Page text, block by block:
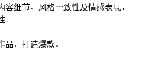
细节风格致性及情感表

品打造爆款